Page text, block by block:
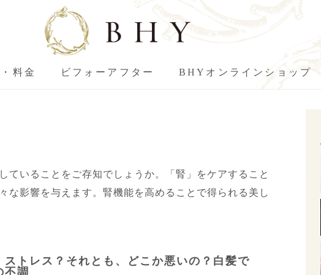
料金 ビフォーアフター BHYオンラインショップ
ていることをご存知でしょうか。「腎」をケアすること
な影響を与えます。腎機能を高めることで得られる美し
ストレス？それとも、どこか悪いの？白髪で
不調